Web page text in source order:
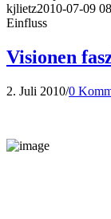
kjlietz2010-07-09
Einfluss
Visionen
2. Juli 2010/0